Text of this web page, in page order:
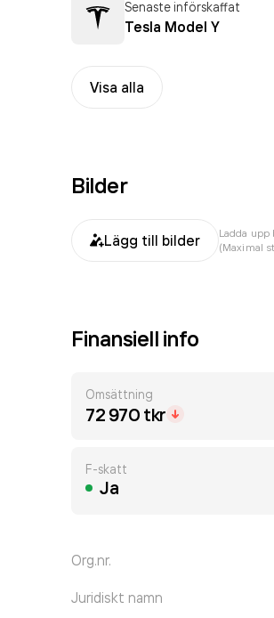
Senaste införskaffat
Tesla Model Y
Visa alla
Bilder
Lägg till bilder
Ladda upp
(Maximal
Finansiell info
Omsättning
72 970 tkr
F-skatt
Ja
Org.nr.
Juridiskt namn